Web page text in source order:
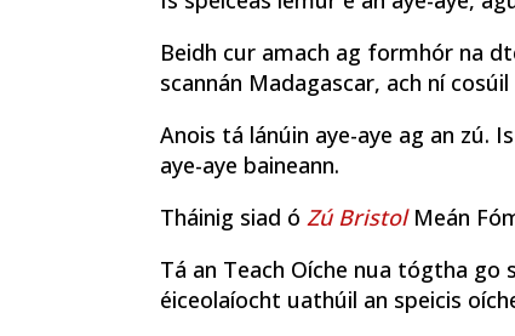
Beidh cur amach ag formhór na
scannán Madagascar, ach ní
Anois tá lánúin aye-aye ag an zú.
aye-aye baineann.
Tháinig siad ó Zú Bristol Meán
Tá an Teach Oíche nua tógtha go
éiceolaíocht uathúil an speicis